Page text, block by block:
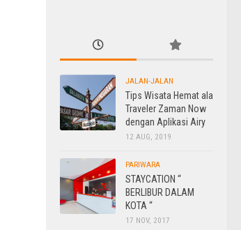
JALAN-JALAN
Tips Wisata Hemat ala
Traveler Zaman Now
dengan Aplikasi Airy
12 AUG, 2019
PARIWARA
STAYCATION “
BERLIBUR DALAM
KOTA “
17 NOV, 2017